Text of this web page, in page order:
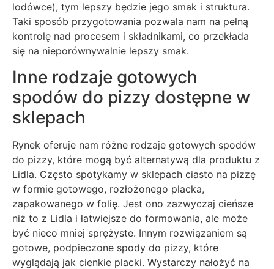
lodówce), tym lepszy będzie jego smak i struktura.
Taki sposób przygotowania pozwala nam na pełną
kontrolę nad procesem i składnikami, co przekłada
się na nieporównywalnie lepszy smak.
Inne rodzaje gotowych
spodów do pizzy dostępne w
sklepach
Rynek oferuje nam różne rodzaje gotowych spodów
do pizzy, które mogą być alternatywą dla produktu z
Lidla. Często spotykamy w sklepach ciasto na pizzę
w formie gotowego, rozłożonego placka,
zapakowanego w folię. Jest ono zazwyczaj cieńsze
niż to z Lidla i łatwiejsze do formowania, ale może
być nieco mniej sprężyste. Innym rozwiązaniem są
gotowe, podpieczone spody do pizzy, które
wyglądają jak cienkie placki. Wystarczy nałożyć na